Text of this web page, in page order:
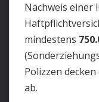
Nachweis
mindestens
Polizzen
ab.